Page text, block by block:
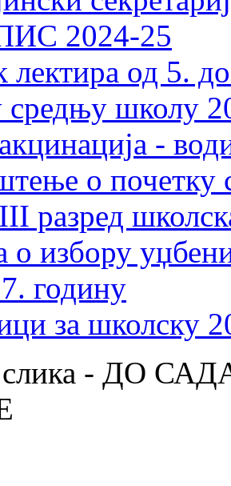
2024-25
лектира од 5.
школу
-
о почетку
разред
о избору
годину
за школску
слика - ДО